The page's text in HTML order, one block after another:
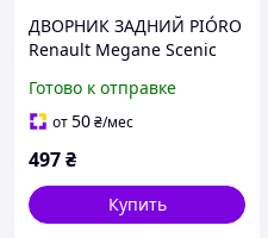
ДВОРНИК ЗАДНИЙ PIÓRO
Renault Megane Scenic
Готово к отправке
от50₴/мес
497₴
Купить